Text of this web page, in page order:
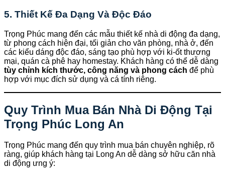
5. Thiết Kế Đa Dạng Và Độc Đáo
Trọng Phúc mang đến các mẫu thiết kế nhà di động đa dạng,
từ phong cách hiện đại, tối giản cho văn phòng, nhà ở, đến
các kiểu dáng độc đáo, sáng tạo phù hợp với ki-ốt thương
mại, quán cà phê hay homestay. Khách hàng có thể dễ dàng
tùy chỉnh kích thước, công năng và phong cách để phù
hợp với mục đích sử dụng và cá tính riêng.
Quy Trình Mua Bán Nhà Di Động Tại
Trọng Phúc Long An
Trọng Phúc mang đến quy trình mua bán chuyên nghiệp, rõ
ràng, giúp khách hàng tại Long An dễ dàng sở hữu căn nhà
di động ưng ý: